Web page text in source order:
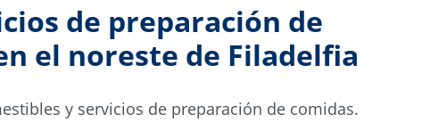
de preparación de
el noreste de Filadelfia
y servicios de preparación de comidas.